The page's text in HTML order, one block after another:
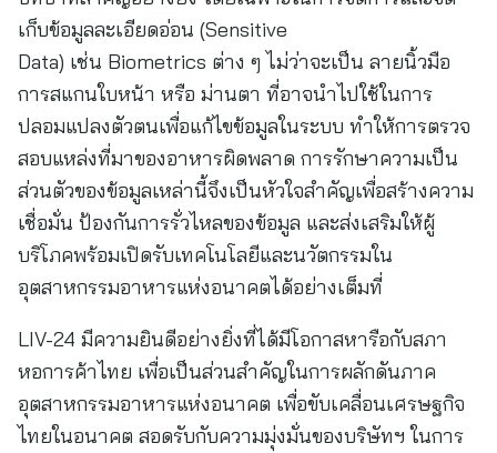
เก็บข้อมูลละเอียดอ่อน (Sensitive
Data) เช่น Biometrics ต่าง ๆ ไม่ว่าจะเป็น ลายนิ้วมือ
การสแกนใบหน้า หรือ ม่านตา ที่อาจนำไปใช้ในการ
ปลอมแปลงตัวตนเพื่อแก้ไขข้อมูลในระบบ ทำให้การตรวจ
สอบแหล่งที่มาของอาหารผิดพลาด การรักษาความเป็น
ส่วนตัวของข้อมูลเหล่านี้จึงเป็นหัวใจสำคัญเพื่อสร้างความ
เชื่อมั่น ป้องกันการรั่วไหลของข้อมูล และส่งเสริมให้ผู้
บริโภคพร้อมเปิดรับเทคโนโลยีและนวัตกรรมใน
อุตสาหกรรมอาหารแห่งอนาคตได้อย่างเต็มที่
LIV-24 มีความยินดีอย่างยิ่งที่ได้มีโอกาสหารือกับสภา
หอการค้าไทย เพื่อเป็นส่วนสำคัญในการผลักดันภาค
อุตสาหกรรมอาหารแห่งอนาคต เพื่อขับเคลื่อนเศรษฐกิจ
ไทยในอนาคต สอดรับกับความมุ่งมั่นของบริษัทฯ ในการ